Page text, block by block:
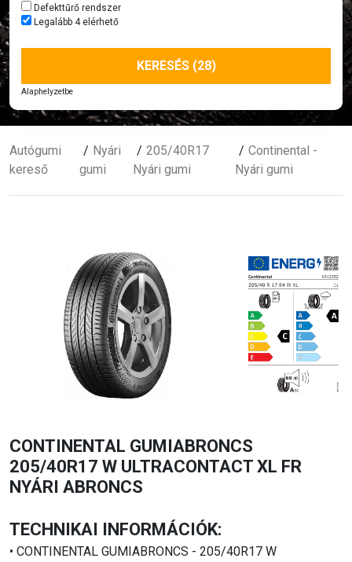
Defekttűrő rendszer
Legalább 4 elérhető
KERESÉS (28)
Alaphelyzetbe
Autógumi
kereső
Nyári
gumi
205/40R17
Nyári gumi
Continental -
Nyári gumi
CONTINENTAL GUMIABRONCS
205/40R17 W ULTRACONTACT XL FR
NYÁRI ABRONCS
TECHNIKAI INFORMÁCIÓK:
• CONTINENTAL GUMIABRONCS - 205/40R17 W